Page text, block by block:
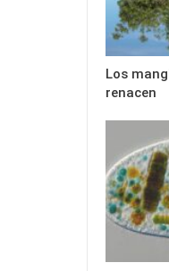
Los
renacen